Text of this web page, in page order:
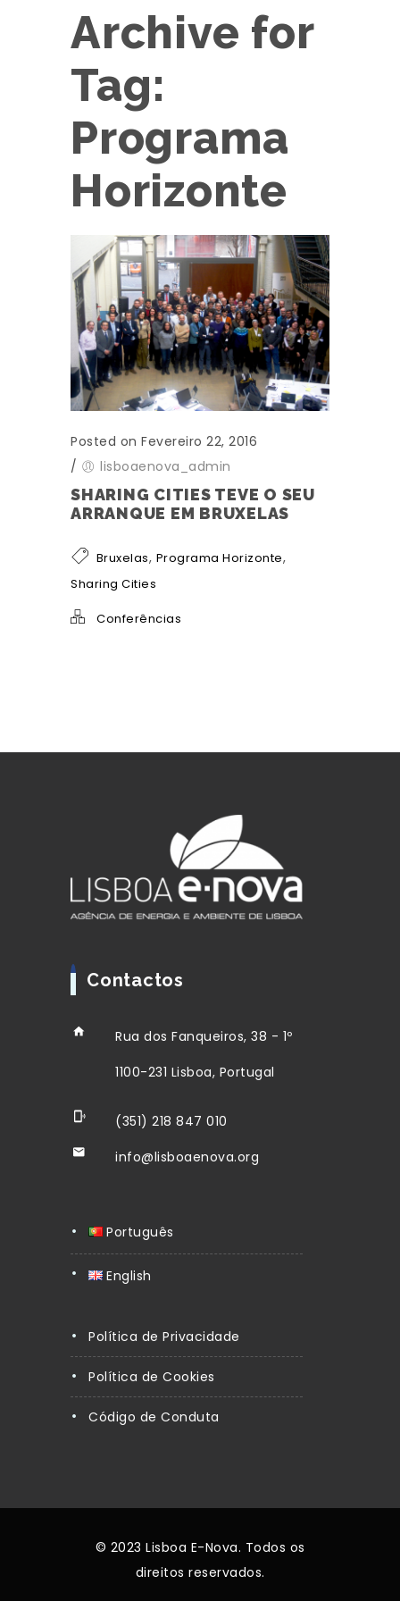
Archive for
Tag:
Programa
Horizonte
Posted on Fevereiro 22, 2016
/
lisboaenova_admin
SHARING CITIES TEVE O SEU
ARRANQUE EM BRUXELAS
Bruxelas, Programa Horizonte,
Sharing Cities
Conferências
Contactos
Rua dos Fanqueiros, 38 - 1º
1100-231 Lisboa, Portugal
(351) 218 847 010
info@lisboaenova.org
Português
English
Política de Privacidade
Política de Cookies
Código de Conduta
© 2023 Lisboa E-Nova. Todos os
direitos reservados.